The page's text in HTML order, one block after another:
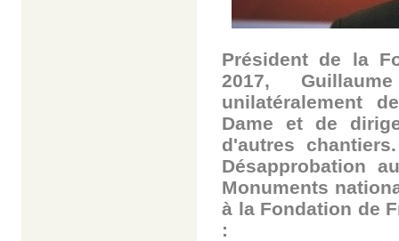
Président de la
2017,
unilatéralement
Dame et de
d'autres
Désapprobation
Monuments
à la Fondation de
: